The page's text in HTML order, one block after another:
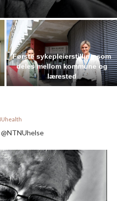
Første sykepleierstilling som
deles mellom kommune og
lærested
@NTNUhelse